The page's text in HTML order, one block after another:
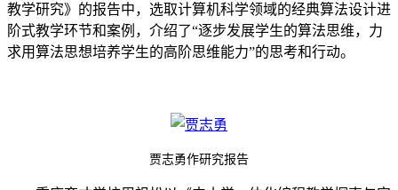
教学研究》的报告中，选取计算机科学领域的经典算法设计进
阶式教学环节和案例，介绍了“逐步发展学生的算法思维，力
求用算法思想培养学生的高阶思维能力”的思考和行动。
贾志勇作研究报告